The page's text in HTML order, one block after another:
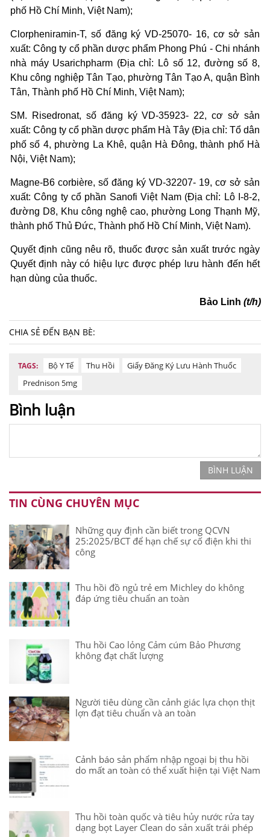
phố Hồ Chí Minh, Việt Nam);
Clorpheniramin-T, số đăng ký VD-25070- 16, cơ sở sản
xuất: Công ty cổ phần dược phẩm Phong Phú - Chi nhánh
nhà máy Usarichpharm (Địa chỉ: Lô số 12, đường số 8,
Khu công nghiệp Tân Tạo, phường Tân Tạo A, quận Bình
Tân, Thành phố Hồ Chí Minh, Việt Nam);
SM. Risedronat, số đăng ký VD-35923- 22, cơ sở sản
xuất: Công ty cổ phần dược phẩm Hà Tây (Địa chỉ: Tổ dân
phố số 4, phường La Khê, quận Hà Đông, thành phố Hà
Nội, Việt Nam);
Magne-B6 corbière, số đăng ký VD-32207- 19, cơ sở sản
xuất: Công ty cổ phần Sanofi Việt Nam (Địa chỉ: Lô I-8-2,
đường D8, Khu công nghệ cao, phường Long Thạnh Mỹ,
thành phố Thủ Đức, Thành phố Hồ Chí Minh, Việt Nam).
Quyết định cũng nêu rõ, thuốc được sản xuất trước ngày
Quyết định này có hiệu lực được phép lưu hành đến hết
hạn dùng của thuốc.
Bảo Linh (t/h)
CHIA SẺ ĐẾN BẠN BÈ:
TAGS: Bộ Y Tế Thu Hồi
Giấy Đăng Ký Lưu Hành Thuốc
Prednison 5mg
Bình luận
BÌNH LUẬN
TIN CÙNG CHUYÊN MỤC
Những quy định cần biết trong QCVN
25:2025/BCT để hạn chế sự cố điện khi thi
công
Thu hồi đồ ngủ trẻ em Michley do không
đáp ứng tiêu chuẩn an toàn
Thu hồi Cao lỏng Cảm cúm Bảo Phương
không đạt chất lượng
Người tiêu dùng cần cảnh giác lựa chọn thịt
lợn đạt tiêu chuẩn và an toàn
Cảnh báo sản phẩm nhập ngoại bị thu hồi
do mất an toàn có thể xuất hiện tại Việt Nam
Thu hồi toàn quốc và tiêu hủy nước rửa tay
dạng bọt Layer Clean do sản xuất trái phép